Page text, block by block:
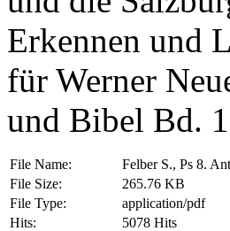
Erkennen und
für Werner
und Bibel Bd.
File Name:
Felber S., Ps 8.
File Size:
265.76 KB
File Type:
application/pdf
Hits:
5078 Hits